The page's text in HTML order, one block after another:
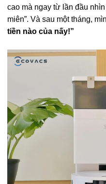
cao mà ngay từ lần đầu
miên”. Và sau một tháng,
tiền nào của nấy!”